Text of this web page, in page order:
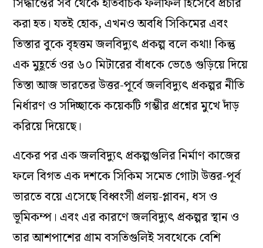
করা হত। যতই হোক, এখনও অবধি সিকিমের এবং
তিস্তার বুকে বৃহত্তম জলবিদ্যুৎ প্রকল্প বলে কথা! কিন্তু
এক মুহূর্তে ওর ৬০ মিটারের বাঁধকে ভেঙে গুড়িয়ে দিয়ে
তিস্তা আজ ভারতের উত্তর-পূর্বে জলবিদ্যুৎ প্রকল্পর নীতি
নির্ধারণ ও সদিচ্ছাকে কয়েকটি গম্ভীর প্রশ্নের মুখে দাঁড়
করিয়ে দিয়েছে।
একের পর এক জলবিদ্যুৎ প্রকল্পগুলির নির্মাণ কাজের
ফলে বিগত এক দশকে সিকিম সমেত গোটা উত্তর-পূর্ব
ভারতে বয়ে এসেছে বিধ্বংসী প্রলয়-প্লাবন, ধস ও
ভূমিকম্প। এবং এর কারণে জলবিদ্যুৎ প্রকল্পর স্থান ও
তার আশপাশের গ্রাম বসতিগুলিই সবথেকে বেশি